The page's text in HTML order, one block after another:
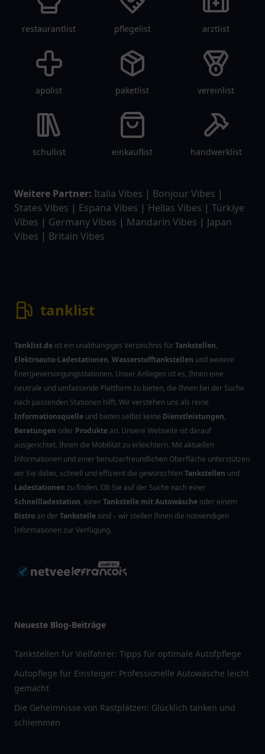
restaurantlist pflegelist arztlist
apolist paketlist vereinlist
schullist einkauflist handwerklist
Weitere Partner: Italia Vibes | Bonjour Vibes |
States Vibes | Espana Vibes | Hellas Vibes | Türkiye
Vibes | Germany Vibes | Mandarin Vibes | Japan
Vibes | Britain Vibes
tanklist
Tanklist.de ist ein unabhängiges Verzeichnis fürTankstellen,
Elektroauto-Ladestationen, Wasserstofftankstellen und weitere
Energieversorgungsstationen. Unser Anliegen ist es, Ihnen eine
neutrale und umfassende Plattform zu bieten, die Ihnen bei der Suche
nach passenden Stationen hilft. Wir verstehen uns als reine
Informationsquelle und bieten selbst keine Dienstleistungen,
Beratungen oder Produkte an. Unsere Webseite ist darauf
ausgerichtet, Ihnen die Mobilität zu erleichtern. Mit aktuellen
Informationen und einer benutzerfreundlichen Oberfläche unterstützen
wir Sie dabei, schnell und effizient die gewünschtenTankstellen und
Ladestationen zu finden. Ob Sie auf der Suche nach einer
Schnellladestation, einerTankstelle mit Autowäsche oder einem
Bistro an derTankstelle sind – wir stellen Ihnen die notwendigen
Informationen zur Verfügung.
Neueste Blog-Beiträge
Tankstellen für Vielfahrer: Tipps für optimale Autofpflege
Autopflege für Einsteiger: Professionelle Autowäsche leicht
gemacht
Die Geheimnisse von Rastplätzen: Glücklich tanken und
schlemmen